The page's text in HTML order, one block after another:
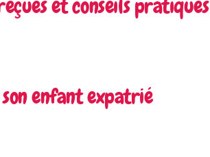
et conseils pratiques
enfant expatrié